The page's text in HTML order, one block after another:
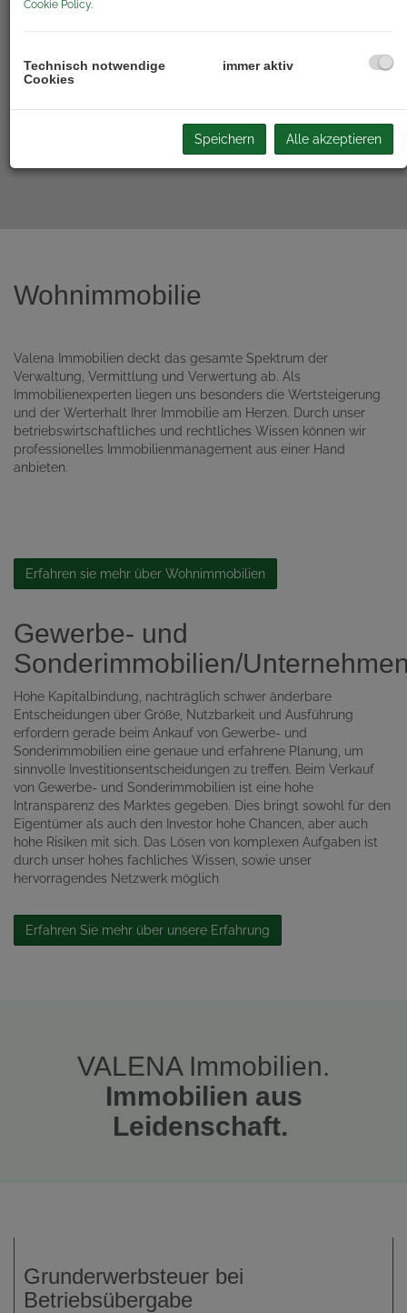
Wohnimmobilie
Valena Immobilien deckt das gesamte Spektrum der
Verwaltung, Vermittlung und Verwertung ab. Als
Immobilienexperten liegen uns besonders die Wertsteigerung
und der Werterhalt Ihrer Immobilie am Herzen. Durch unser
betriebswirtschaftliches und rechtliches Wissen können wir
professionelles Immobilienmanagement aus einer Hand
anbieten.
Erfahren sie mehr über Wohnimmobilien
Gewerbe- und
Sonderimmobilien/
Hohe Kapitalbindung, nachträglich schwer änderbare
Entscheidungen über Größe, Nutzbarkeit und Ausführung
erfordern gerade beim Ankauf von Gewerbe- und
Sonderimmobilien eine genaue und erfahrene Planung, um
sinnvolle Investitionsentscheidungen zu treffen. Beim Verkauf
von Gewerbe- und Sonderimmobilien ist eine hohe
Intransparenz des Marktes gegeben. Dies bringt sowohl für den
Eigentümer als auch den Investor hohe Chancen, aber auch
hohe Risiken mit sich. Das Lösen von komplexen Aufgaben ist
durch unser hohes fachliches Wissen, sowie unser
hervorragendes Netzwerk möglich
Erfahren Sie mehr über unsere Erfahrung
VALENA Immobilien.
Immobilien aus
Leidenschaft.
Grunderwerbsteuer bei
Betriebsübergabe
Cookie Policy.
Technisch notwendige
Cookies
immer aktiv
Speichern Alle akzeptieren